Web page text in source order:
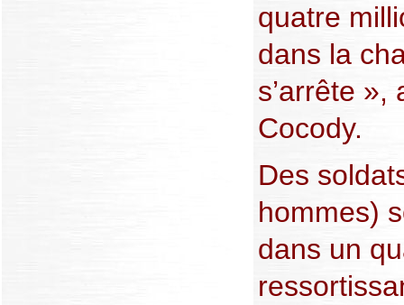
quatre
dans la
s’arrête »,
Cocody.
Des
hommes)
dans un